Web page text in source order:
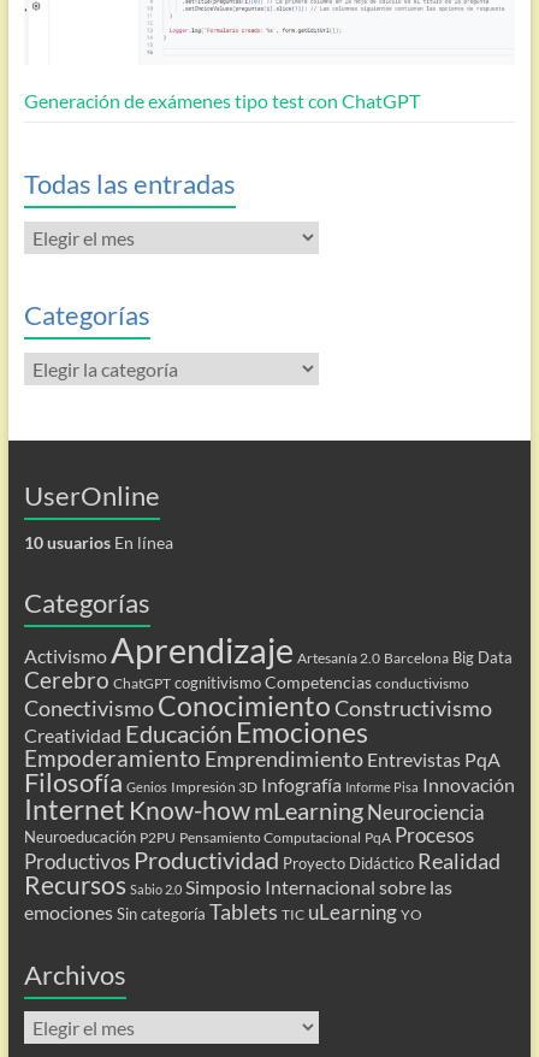
Generación de exámenes tipo test con ChatGPT
Todas las entradas
Todas
las
Categorías
Categorías
UserOnline
10 usuariosEn línea
Categorías
Activismo Aprendizaje Artesanía 2.0 Barcelona Big Data
Cerebro ChatGPT cognitivismo Competencias conductivismo
ConectivismoConocimientoConstructivismo
Creatividad Educación Emociones
Empoderamiento Emprendimiento Entrevistas PqA
Filosofía Genios Impresión 3D Infografía Informe Pisa Innovación
Internet Know-howmLearning Neurociencia
Neuroeducación P2PU Pensamiento Computacional PqA Procesos
Productivos Productividad Proyecto Didáctico Realidad
Recursos Sabio 2.0 Simposio Internacional sobre las
emociones Sin categoría Tablets TIC uLearning YO
Archivos
Archivos